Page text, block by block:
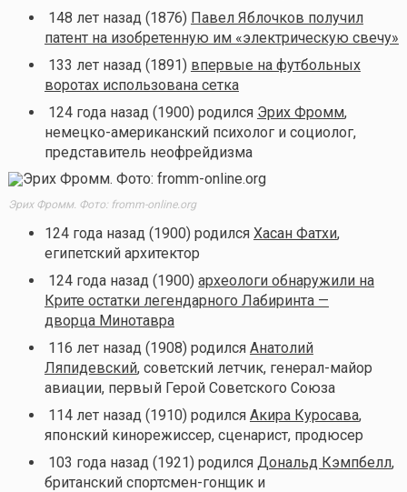
148 лет назад (1876) Павел Яблочков получил
патент на изобретенную им «электрическую свечу»
133 лет назад (1891) впервые на футбольных
воротах использована сетка
124 года назад (1900) родился Эрих Фромм,
немецко-американский психолог и социолог,
представитель неофрейдизма
Эрих Фромм. Фото: fromm-online.org
124 года назад (1900) родился Хасан Фатхи,
египетский архитектор
124 года назад (1900) археологи обнаружили на
Крите остатки легендарного Лабиринта —
дворца Минотавра
116 лет назад (1908) родился Анатолий
Ляпидевский, советский летчик, генерал-майор
авиации, первый Герой Советского Союза
114 лет назад (1910) родился Акира Куросава,
японский кинорежиссер, сценарист, продюсер
103 года назад (1921) родился Дональд Кэмпбелл,
британский спортсмен-гонщик и